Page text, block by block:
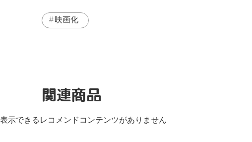
映画化
関連商品
表示できるレコメンドコンテンツがありません